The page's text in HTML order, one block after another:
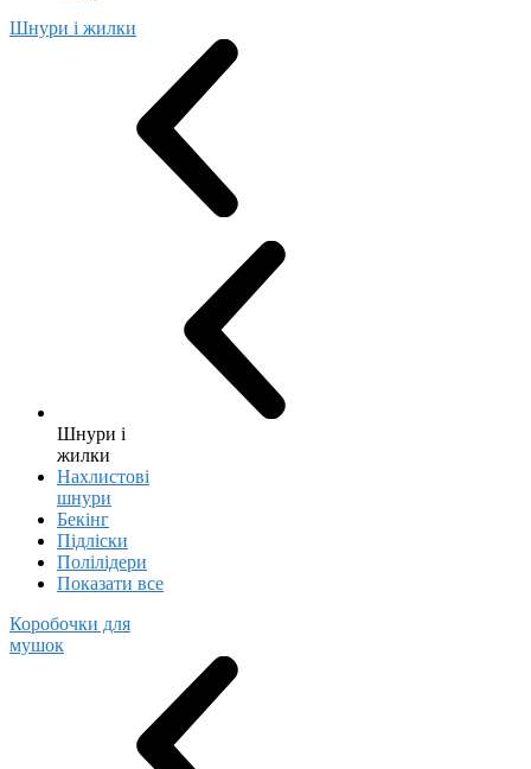
Шнури і жилки
Шнури і
жилки
Нахлистові
шнури
Бекінг
Підліски
Полілідери
Показати все
Коробочки для
мушок